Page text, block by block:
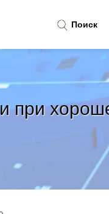
при
Поиск